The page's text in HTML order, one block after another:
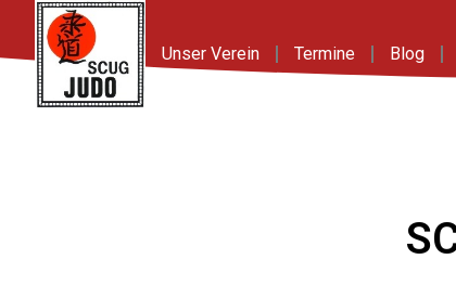
Unser Verein Termine Blog